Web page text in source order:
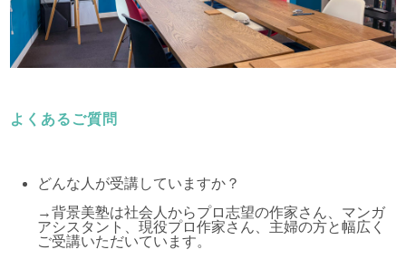
よくあるご質問
どんな人が受講していますか？
→背景美塾は社会人からプロ志望の作家さん、マンガ
アシスタント、現役プロ作家さん、主婦の方と幅広く
ご受講いただいています。